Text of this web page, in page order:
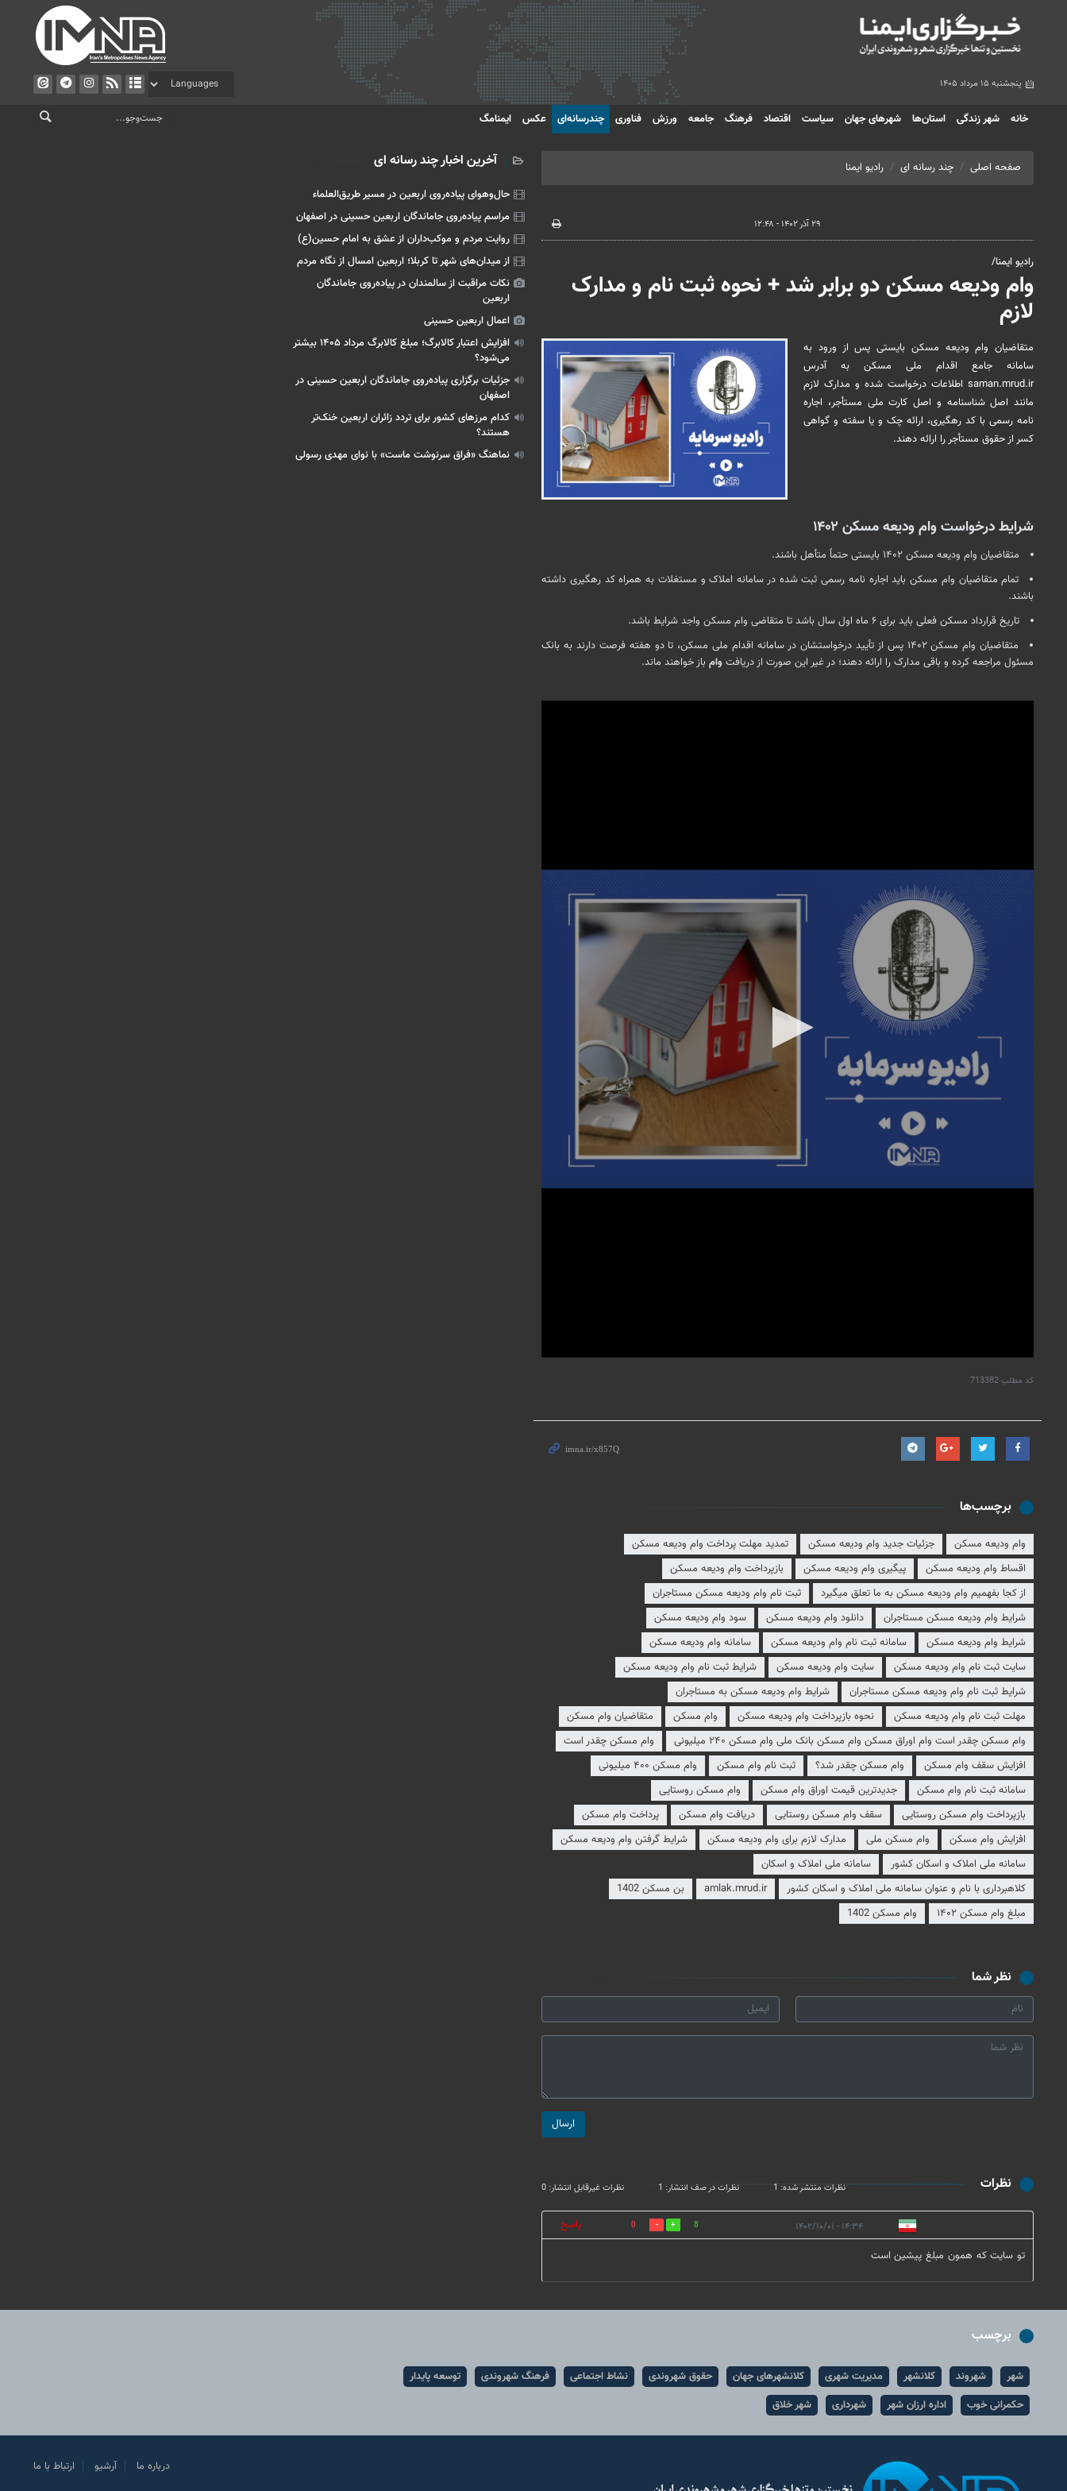
پنجشنبه ۱۵ مرداد ۱۴۰۵
خانه شهر زندگی استان‌ها شهرهای جهان سیاست اقتصاد فرهنگ جامعه ورزش فناوری چندرسانه‌ای عکس ایمنامگ
صفحه اصلی چند رسانه ای رادیو ایمنا
۲۹ آذر ۱۴۰۲ - ۱۲:۴۸
رادیو ایمنا/
وام ودیعه مسکن دو برابر شد + نحوه ثبت نام و مدارک
لازم
متقاضیان وام ودیعه مسکن بایستی پس از ورود به
سامانه جامع اقدام ملی مسکن به آدرس
saman.mrud.ir اطلاعات درخواست شده و مدارک لازم
مانند اصل شناسنامه و اصل کارت ملی مستأجر، اجاره
نامه رسمی با کد رهگیری، ارائه چک و یا سفته و گواهی
کسر از حقوق مستأجر را ارائه دهند.
شرایط درخواست وام ودیعه مسکن ۱۴۰۲
متقاضیان وام ودیعه مسکن ۱۴۰۲ بایستی حتماً متأهل باشند.
تمام متقاضیان وام مسکن باید اجاره نامه رسمی ثبت شده در سامانه املاک و مستغلات به همراه کد رهگیری داشته
باشند.
تاریخ قرارداد مسکن فعلی باید برای ۶ ماه اول سال باشد تا متقاضی وام مسکن واجد شرایط باشد.
متقاضیان وام مسکن ۱۴۰۲ پس از تأیید درخواستشان در سامانه اقدام ملی مسکن، تا دو هفته فرصت دارند به بانک
مسئول مراجعه کرده و باقی مدارک را ارائه دهند؛ در غیر این صورت از دریافت وام باز خواهند ماند.
کد مطلب713382
برچسب‌ها
وام ودیعه مسکن جزئیات جدید وام ودیعه مسکن
تمدید مهلت پرداخت وام ودیعه مسکن
اقساط وام ودیعه مسکن
پیگیری وام ودیعه مسکن
بازپرداخت وام ودیعه مسکن
از کجا بفهمیم وام ودیعه مسکن به ما تعلق میگیرد
ثبت نام وام ودیعه مسکن مستاجران
شرایط وام ودیعه مسکن مستاجران
دانلود وام ودیعه مسکن
سود وام ودیعه مسکن
شرایط وام ودیعه مسکن
سامانه ثبت نام وام ودیعه مسکن
سامانه وام ودیعه مسکن
سایت ثبت نام وام ودیعه مسکن
سایت وام ودیعه مسکن
شرایط ثبت نام وام ودیعه مسکن
شرایط ثبت نام وام ودیعه مسکن مستاجران
شرایط وام ودیعه مسکن به مستاجران
مهلت ثبت نام وام ودیعه مسکن
نحوه بازپرداخت وام ودیعه مسکن وام مسکن
متقاضیان وام مسکن
وام مسکن چقدر است وام اوراق مسکن وام مسکن بانک ملی وام مسکن ۲۴۰ میلیونی
وام مسکن چقدر است
افزایش سقف وام مسکن
وام مسکن چقدر شد؟ ثبت نام وام مسکن
وام مسکن ۴۰۰ میلیونی
سامانه ثبت نام وام مسکن
جدیدترین قیمت اوراق وام مسکن
وام مسکن روستایی
بازپرداخت وام مسکن روستایی
سقف وام مسکن روستایی دریافت وام مسکن
پرداخت وام مسکن
افزایش وام مسکن
وام مسکن ملی مدارک لازم برای وام ودیعه مسکن
شرایط گرفتن وام ودیعه مسکن
سامانه ملی املاک و اسکان کشور
سامانه ملی املاک و اسکان
کلاهبرداری با نام و عنوان سامانه ملی املاک و اسکان کشور
amlak.mrud.ir
بن مسکن 1402
مبلغ وام مسکن ۱۴۰۲
وام مسکن 1402
نظر شما
ارسال
نظرات نظرات منتشر شده: 1 نظرات در صف انتشار: 1 نظرات غیرقابل انتشار: 0
۱۴:۳۴ - ۱۴۰۲/۱۰/۰۱ 8
0
پاسخ
تو سایت که همون مبلغ پیشین است
آخرین اخبار چند رسانه ای
حال‌وهوای پیاده‌روی اربعین در مسیر طریق‌العلماء
مراسم پیاده‌روی جاماندگان اربعین حسینی در اصفهان
روایت مردم و موکب‌داران از عشق به امام حسین(ع)
از میدان‌های شهر تا کربلا؛ اربعین امسال از نگاه مردم
نکات مراقبت از سالمندان در پیاده‌روی جاماندگان
اربعین
اعمال اربعین حسینی
افزایش اعتبار کالابرگ؛ مبلغ کالابرگ مرداد ۱۴۰۵ بیشتر
می‌شود؟
جزئیات برگزاری پیاده‌روی جاماندگان اربعین حسینی در
اصفهان
کدام مرزهای کشور برای تردد زائران اربعین خنک‌تر
هستند؟
نماهنگ «فراق سرنوشت ماست» با نوای مهدی رسولی
برچسب
شهر شهروند کلانشهر مدیریت شهری کلانشهرهای جهان حقوق شهروندی نشاط اجتماعی فرهنگ شهروندی
توسعه پایدار
حکمرانی خوب
اداره ارزان شهر شهرداری شهر خلاق
درباره ما آرشیو ارتباط با ما